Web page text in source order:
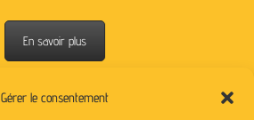
Gérer le consentement
En savoir plus